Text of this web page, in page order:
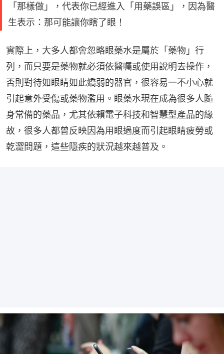
「那樣做」，代表你已經進入「用藥誤區」，因為醫
生表示：那可能讓你瞎了眼！
實際上，大多人都會忽略眼藥水是屬於「藥物」行
列，而只要是藥物就必須依醫囑或使用說明去操作，
否則對待如眼睛如此嬌弱的器官，很容易一不小心就
引起意外受傷或藥物濫用。眼藥水現在成為很多人隨
身常備的藥品，尤其依賴電子科技和智慧型產品的緣
故，很多人都曾反映因為用眼過度而引起眼睛疲勞或
乾澀問題，這些隱疾的狀況越來越普及。